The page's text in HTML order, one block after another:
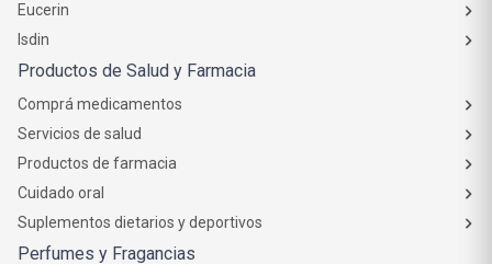
Eucerin
Isdin
Productos de Salud y Farmacia
Comprá medicamentos
Servicios de salud
Productos de farmacia
Cuidado oral
Suplementos dietarios y deportivos
Perfumes y Fragancias